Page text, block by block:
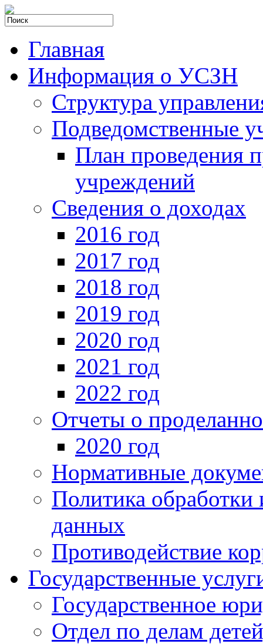
Главная
Информация о УСЗН
Структура
Подведомственные
План проведения
учреждений
Сведения о доходах
2016 год
2017 год
2018 год
2019 год
2020 год
2021 год
2022 год
Отчеты о
2020 год
Нормативные
Политика
данных
Противодействие
Государственные
Государственное
Отдел по делам